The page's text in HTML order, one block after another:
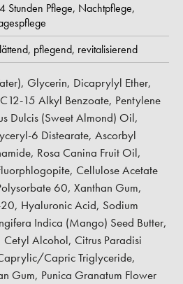
Stunden Pflege, Nachtpflege,
pflegend, revitalisierend
Glycerin, Dicaprylyl Ether,
15 Alkyl Benzoate, Pentylene
Dulcis (Sweet Almond) Oil,
6 Distearate, Ascorbyl
Rosa Canina Fruit Oil,
Cellulose Acetate
60, Xanthan Gum,
20, Hyaluronic Acid, Sodium
Indica (Mango) Seed Butter,
Alcohol, Citrus Paradisi
Capric Triglyceride,
Gum, Punica Granatum Flower